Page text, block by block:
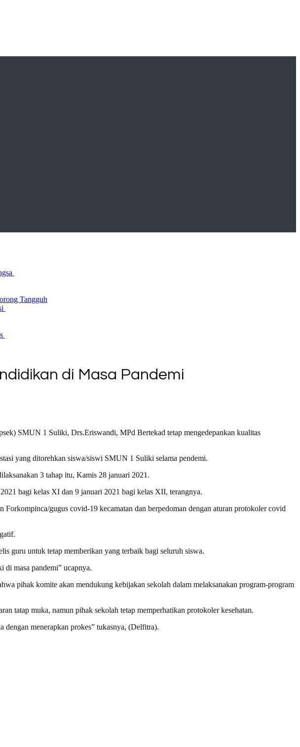
Tangguh
di Masa Pandemi
SMUN 1 Suliki, Drs.Eriswandi, MPd Bertekad tetap mengedepankan kualitas
yang ditorehkan siswa/siswi SMUN 1 Suliki selama pendemi.
3 tahap itu, Kamis 28 januari 2021.
bagi kelas XI dan 9 januari 2021 bagi kelas XII, terangnya.
gugus covid-19 kecamatan dan berpedoman dengan aturan protokoler covid
guru untuk tetap memberikan yang terbaik bagi seluruh siswa.
di masa pandemi” ucapnya.
pihak komite akan mendukung kebijakan sekolah dalam melaksanakan program-program
tatap muka, namun pihak sekolah tetap memperhatikan protokoler kesehatan.
dengan menerapkan prokes” tukasnya, (Delfitra).